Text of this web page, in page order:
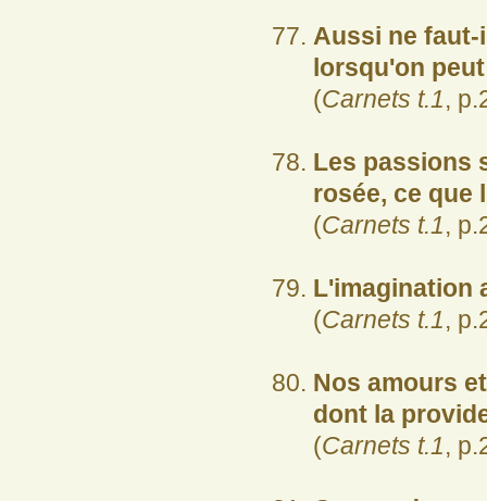
Aussi ne faut-
lorsqu'on
(Carnets t.1,
Les passions
rosée, ce que
(Carnets t.1,
L'imagination
(Carnets t.1,
Nos amours
dont la
(Carnets t.1,